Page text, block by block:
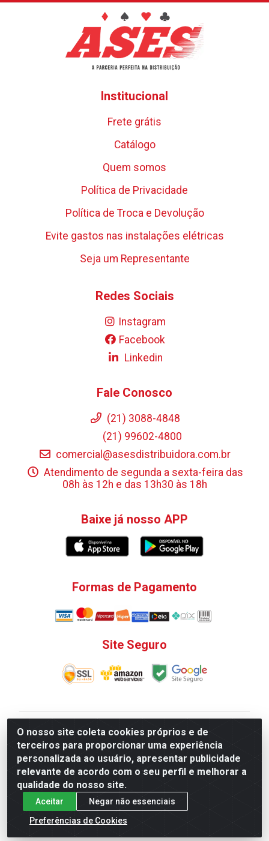
O nosso site coleta cookies próprios e de
terceiros para proporcionar uma experiência
personalizada ao usuário, apresentar publicidade
relevante de acordo com o seu perfil e melhorar a
qualidade do nosso site.
Aceitar
Negar não essenciais
Preferências de Cookies
Institucional
Frete grátis
Catálogo
Quem somos
Política de Privacidade
Política de Troca e Devolução
Evite gastos nas instalações elétricas
Seja um Representante
Redes Sociais
Instagram
Facebook
Linkedin
Fale Conosco
(21) 3088-4848
(21) 99602-4800
comercial@asesdistribuidora.com.br
Atendimento de segunda a sexta-feira das
08h às 12h e das 13h30 às 18h
Baixe já nosso APP
Formas de Pagamento
Site Seguro
V. C. Ferragens LTDA - Rua do Matoso, 132 - Praça da
Bandeira, Rio de Janeiro/ RJ - CEP 20.270-135 - CNPJ
12.324.723/0001-25
Todas as regras de promoções, descontos, preços e
prazos de pagamento e entrega expostos aqui são
válidos apenas para compras via internet. Preços e
estoque sujeito a alterações sem aviso prévio.